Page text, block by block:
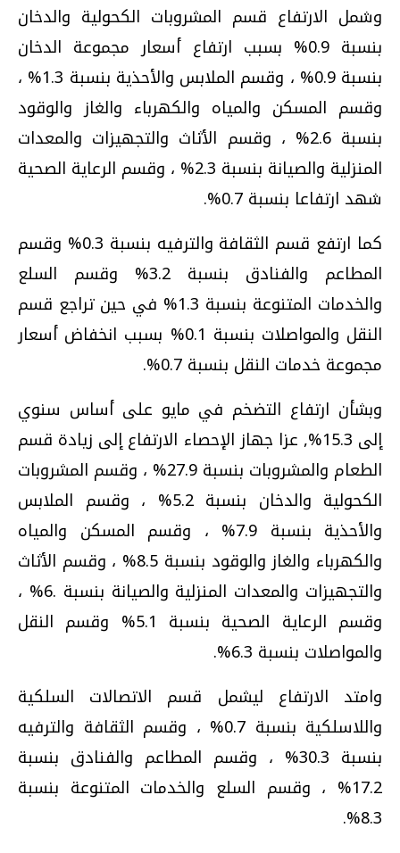
وشمل الارتفاع قسم المشروبات الكحولية والدخان
بنسبة 0.9% بسبب ارتفاع أسعار مجموعة الدخان
بنسبة 0.9% ، وقسم الملابس والأحذية بنسبة 1.3% ،
وقسم المسكن والمياه والكهرباء والغاز والوقود
بنسبة 2.6% ، وقسم الأثاث والتجهيزات والمعدات
المنزلية والصيانة بنسبة 2.3% ، وقسم الرعاية الصحية
شهد ارتفاعا بنسبة 0.7%.
كما ارتفع قسم الثقافة والترفيه بنسبة 0.3% وقسم
المطاعم والفنادق بنسبة 3.2% وقسم السلع
والخدمات المتنوعة بنسبة 1.3% في حين تراجع قسم
النقل والمواصلات بنسبة 0.1% بسبب انخفاض أسعار
مجموعة خدمات النقل بنسبة 0.7%.
وبشأن ارتفاع التضخم في مايو على أساس سنوي
إلى 15.3%, عزا جهاز الإحصاء الارتفاع إلى زيادة قسم
الطعام والمشروبات بنسبة 27.9% ، وقسم المشروبات
الكحولية والدخان بنسبة 5.2% ، وقسم الملابس
والأحذية بنسبة 7.9% ، وقسم المسكن والمياه
والكهرباء والغاز والوقود بنسبة 8.5% ، وقسم الأثاث
والتجهيزات والمعدات المنزلية والصيانة بنسبة .6% ،
وقسم الرعاية الصحية بنسبة 5.1% وقسم النقل
والمواصلات بنسبة 6.3%.
وامتد الارتفاع ليشمل قسم الاتصالات السلكية
واللاسلكية بنسبة 0.7% ، وقسم الثقافة والترفيه
بنسبة 30.3% ، وقسم المطاعم والفنادق بنسبة
17.2% ، وقسم السلع والخدمات المتنوعة بنسبة
8.3%.